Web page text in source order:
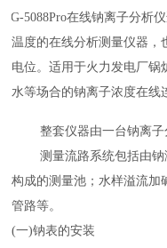
5088Pro在线钠离子分析
温度的在线分析测量仪器，
电位。适用于火力发电厂锅
水等场合的钠离子浓度在线
整套仪器由一台钠离子
测量流路系统包括由
构成的测量池；水样溢流加
管路等。
(一)钠表的安装